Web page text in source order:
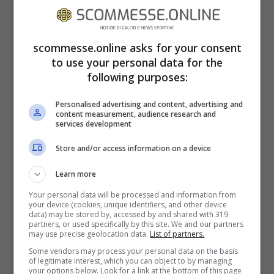
e vincenti di tutta la storia del calcio di
Scozia. Soltanto l’Aberdeen di Sir Alex
Ferguson è riuscito ad interrompere il loro
dominio, e soltanto una volta nella storia.
Nel2012alla squadra dei
un periodo fortemente negativo, per il
quale si avvicinò addirittura l’ipotesi del
fallimento. Questo ha interrotto l’acerrima
rivalità per un periodo di circa tre anni, che
però non sono bastati ad attenuare i
dissapori tra i tifosi. Tutti si sono poi rifatti
alla grande, tra partecipazioni alle
scommesse.online asks for your consent
to use your personal data for the
following purposes:
Personalised advertising and content, advertising and
content measurement, audience research and
services development
Store and/or access information on a device
Learn more
Your personal data will be processed and information from
your device (cookies, unique identifiers, and other device
data) may be stored by, accessed by and shared with 319
partners, or used specifically by this site. We and our partners
may use precise geolocation data. List of partners.
Some vendors may process your personal data on the basis
of legitimate interest, which you can object to by managing
your options below. Look for a link at the bottom of this page